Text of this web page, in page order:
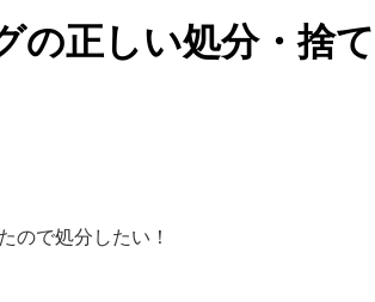
の正しい処分・捨て
ので処分したい！